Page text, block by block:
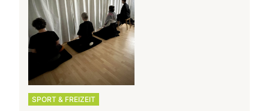
SPORT & FREIZEIT